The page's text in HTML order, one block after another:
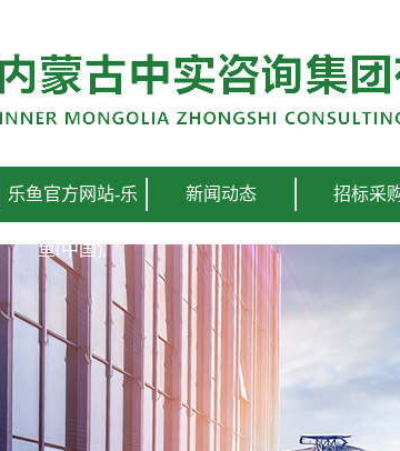
乐鱼官方网站-乐
鱼(中国),
新闻动态 招标采